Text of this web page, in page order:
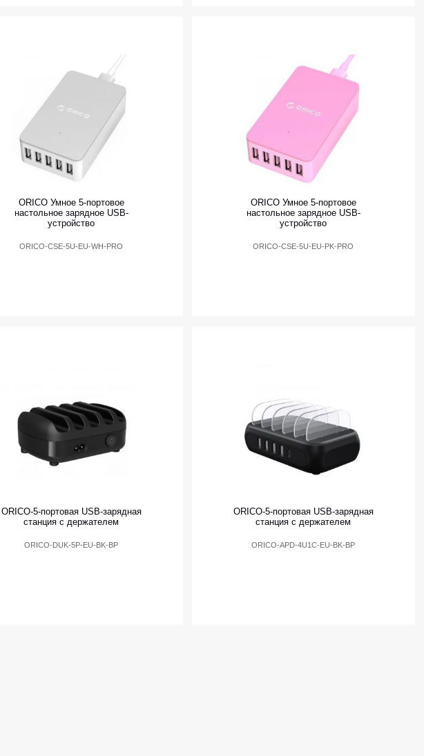
ORICO Умное 5-портовое
настольное зарядное USB-
устройство
ORICO-CSE-5U-EU-WH-PRO
ORICO Умное 5-портовое
настольное зарядное USB-
устройство
ORICO-CSE-5U-EU-PK-PRO
ORICO-5-портовая USB-зарядная
станция с держателем
ORICO-DUK-5P-EU-BK-BP
ORICO-5-портовая USB-зарядная
станция с держателем
ORICO-APD-4U1C-EU-BK-BP